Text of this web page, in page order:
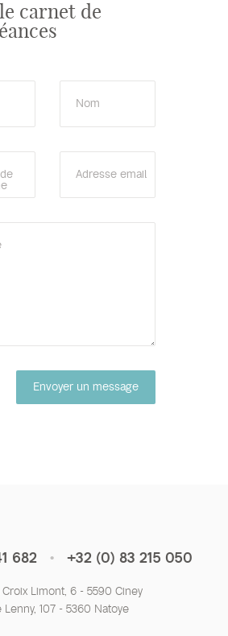
carnet de
Nom
Adresse email
Envoyer un message
682 • +32 (0) 83 215 050
Croix Limont, 6 - 5590 Ciney
Lenny, 107 - 5360 Natoye